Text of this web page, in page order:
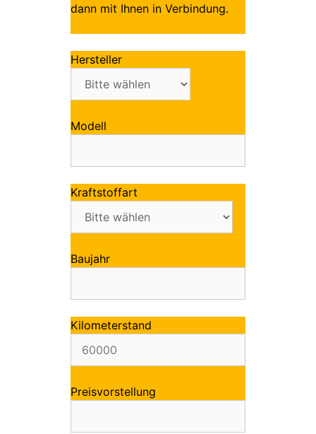
dann mit Ihnen in Verbindung.
Hersteller
Modell
Kraftstoffart
Baujahr
Kilometerstand
Preisvorstellung